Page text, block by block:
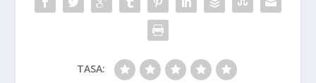
TASA: